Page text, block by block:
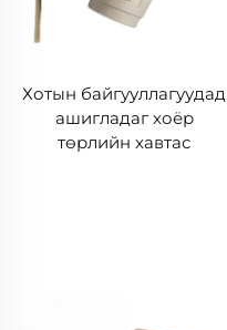
Хотын байгууллагуудад
ашигладаг хоёр
төрлийн хавтас